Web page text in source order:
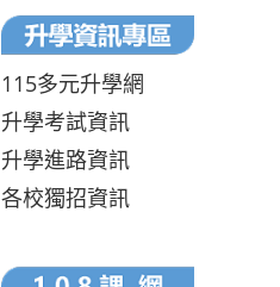
115多元升學網
升學考試資訊
升學進路資訊
各校獨招資訊